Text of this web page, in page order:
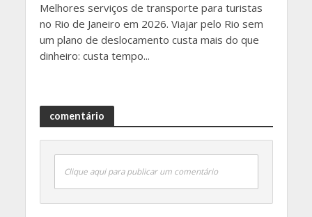
Melhores serviços de transporte para turistas
no Rio de Janeiro em 2026. Viajar pelo Rio sem
um plano de deslocamento custa mais do que
dinheiro: custa tempo...
comentário
Clique aqui para publicar um comentário